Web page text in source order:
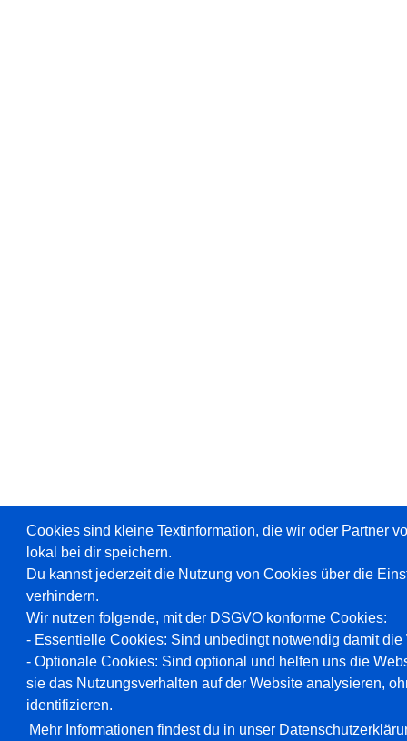
Cookies sind kleine Textinformation, die wir oder Partner
lokal bei dir speichern.
Du kannst jederzeit die Nutzung von Cookies über die
verhindern.
Wir nutzen folgende, mit der DSGVO konforme Cookies:
- Essentielle Cookies: Sind unbedingt notwendig damit
- Optionale Cookies: Sind optional und helfen uns die
sie das Nutzungsverhalten auf der Website analysieren,
identifizieren.
Mehr Informationen findest du in unser